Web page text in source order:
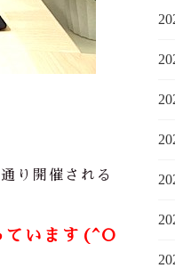
り開催される
ています(^O